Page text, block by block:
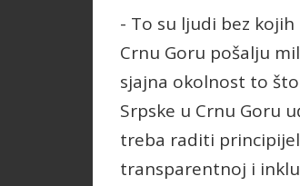
- To su ljudi bez
Crnu Goru pošalju
sjajna okolnost to
Srpske u Crnu Goru
treba raditi
transparentnoj i